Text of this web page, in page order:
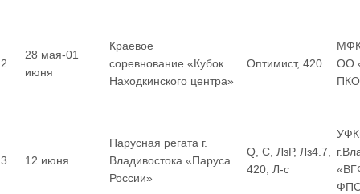
2
28 мая-01
июня
Краевое
соревнование «Кубок
Находкинского центра»
Оптимист, 420
ОО
3 12 июня
Парусная регата г.
Владивостока «Паруса
России»
Q, С, ЛзР, Лз4.7,
420, Л-с